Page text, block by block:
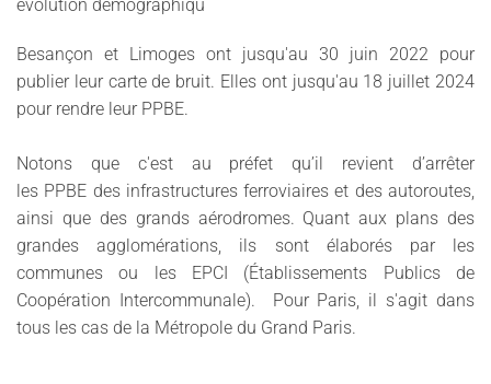
évolution démographiqu
Besançon et Limoges ont jusqu'au 30 juin 2022 pour
publier leur carte de bruit. Elles ont jusqu'au 18 juillet 2024
pour rendre leur PPBE.
Notons que c'est au préfet qu’il revient d’arrêter
les PPBE des infrastructures ferroviaires et des autoroutes,
ainsi que des grands aérodromes. Quant aux plans des
grandes agglomérations, ils sont élaborés par les
communes ou les EPCI (Établissements Publics de
Coopération Intercommunale). Pour Paris, il s'agit dans
tous les cas de la Métropole du Grand Paris.